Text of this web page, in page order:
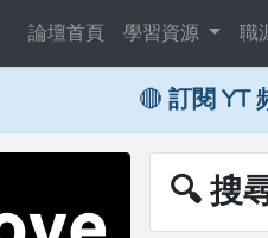
論壇首頁 學習資源 職
🔴 訂閱 YT
🔍 搜